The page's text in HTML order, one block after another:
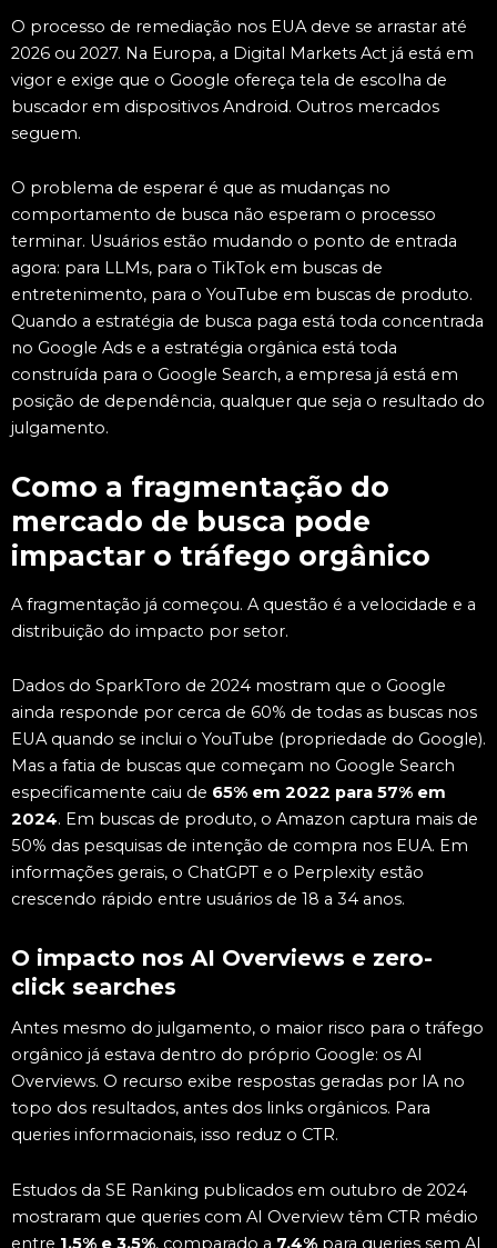
O processo de remediação nos EUA deve se arrastar até
2026 ou 2027. Na Europa, a Digital Markets Act já está em
vigor e exige que o Google ofereça tela de escolha de
buscador em dispositivos Android. Outros mercados
seguem.
O problema de esperar é que as mudanças no
comportamento de busca não esperam o processo
terminar. Usuários estão mudando o ponto de entrada
agora: para LLMs, para o TikTok em buscas de
entretenimento, para o YouTube em buscas de produto.
Quando a estratégia de busca paga está toda concentrada
no Google Ads e a estratégia orgânica está toda
construída para o Google Search, a empresa já está em
posição de dependência, qualquer que seja o resultado do
julgamento.
Como a fragmentação do
mercado de busca pode
impactar o tráfego orgânico
A fragmentação já começou. A questão é a velocidade e a
distribuição do impacto por setor.
Dados do SparkToro de 2024 mostram que o Google
ainda responde por cerca de 60% de todas as buscas nos
EUA quando se inclui o YouTube (propriedade do Google).
Mas a fatia de buscas que começam no Google Search
especificamente caiu de 65% em 2022 para 57% em
2024. Em buscas de produto, o Amazon captura mais de
50% das pesquisas de intenção de compra nos EUA. Em
informações gerais, o ChatGPT e o Perplexity estão
crescendo rápido entre usuários de 18 a 34 anos.
O impacto nos AI Overviews e zero-
click searches
Antes mesmo do julgamento, o maior risco para o tráfego
orgânico já estava dentro do próprio Google: os AI
Overviews. O recurso exibe respostas geradas por IA no
topo dos resultados, antes dos links orgânicos. Para
queries informacionais, isso reduz o CTR.
Estudos da SE Ranking publicados em outubro de 2024
mostraram que queries com AI Overview têm CTR médio
entre 1,5% e 3,5%, comparado a 7,4% para queries sem AI